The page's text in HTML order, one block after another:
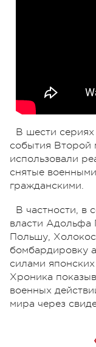
В шести сериях
события Второй
использовали
снятые
гражданскими.
В частности, в
власти Адольфа
Польшу,
бомбардировку
силами
Хроника
военных
мира через